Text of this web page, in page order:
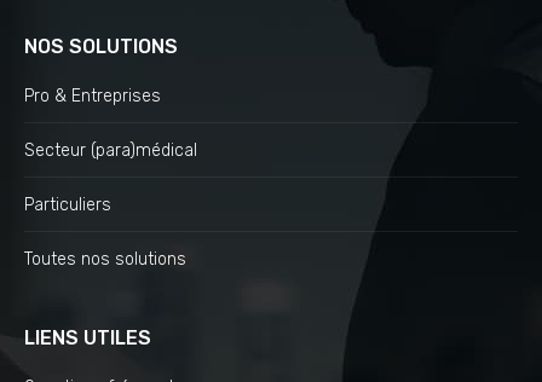
NOS SOLUTIONS
Pro & Entreprises
Secteur (para)médical
Particuliers
Toutes nos solutions
LIENS UTILES